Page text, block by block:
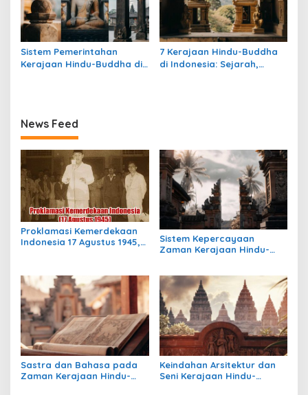
Sistem Pemerintahan
Kerajaan Hindu-Buddha di
7 Kerajaan Hindu-Buddha
di Indonesia: Sejarah,
News Feed
Proklamasi Kemerdekaan
Indonesia 17 Agustus 1945,
Sistem Kepercayaan
Zaman Kerajaan Hindu-
Masih Bertahan
Sastra dan Bahasa pada
Zaman Kerajaan Hindu-
Keindahan Arsitektur dan
Seni Kerajaan Hindu-